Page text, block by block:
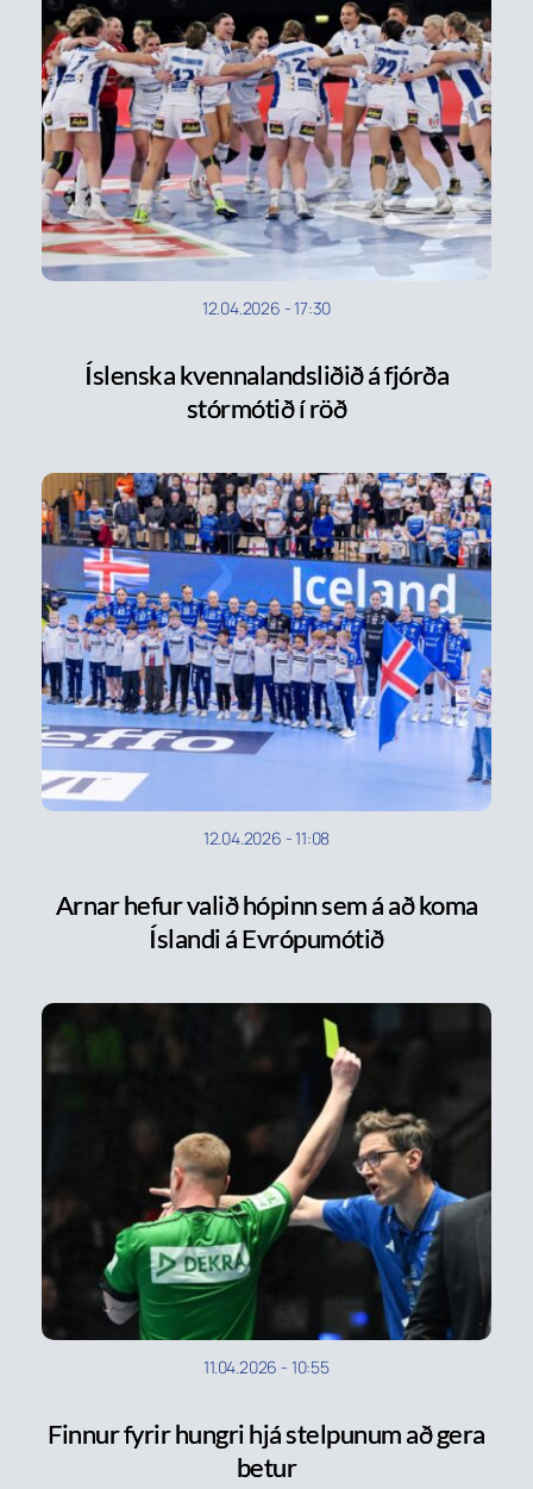
12.04.2026 -17:30
Íslenska kvennalandsliðið á fjórða
stórmótið í röð
12.04.2026 -11:08
Arnar hefur valið hópinn sem á að koma
Íslandi á Evrópumótið
11.04.2026 - 10:55
Finnur fyrir hungri hjá stelpunum að gera
betur